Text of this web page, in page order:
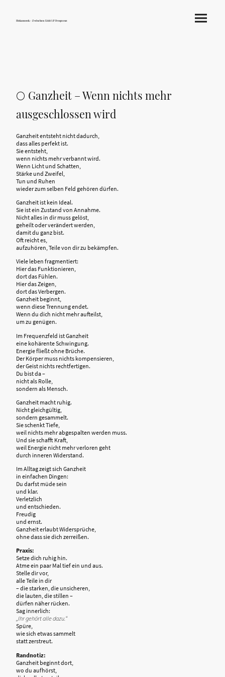
Hokamook - Zwischen Licht & Frequenz
🌕 Ganzheit – Wenn nichts mehr
ausgeschlossen wird
Ganzheit entsteht nicht dadurch,
dass alles perfekt ist.
Sie entsteht,
wenn nichts mehr verbannt wird.
Wenn Licht und Schatten,
Stärke und Zweifel,
Tun und Ruhen
wieder zum selben Feld gehören dürfen.
Ganzheit ist kein Ideal.
Sie ist ein Zustand von Annahme.
Nicht alles in dir muss gelöst,
geheilt oder verändert werden,
damit du ganz bist.
Oft reicht es,
aufzuhören, Teile von dir zu bekämpfen.
Viele leben fragmentiert:
Hier das Funktionieren,
dort das Fühlen.
Hier das Zeigen,
dort das Verbergen.
Ganzheit beginnt,
wenn diese Trennung endet.
Wenn du dich nicht mehr aufteilst,
um zu genügen.
Im Frequenzfeld ist Ganzheit
eine kohärente Schwingung.
Energie fließt ohne Brüche.
Der Körper muss nichts kompensieren,
der Geist nichts rechtfertigen.
Du bist da –
nicht als Rolle,
sondern als Mensch.
Ganzheit macht ruhig.
Nicht gleichgültig,
sondern gesammelt.
Sie schenkt Tiefe,
weil nichts mehr abgespalten werden muss.
Und sie schafft Kraft,
weil Energie nicht mehr verloren geht
durch inneren Widerstand.
Im Alltag zeigt sich Ganzheit
in einfachen Dingen:
Du darfst müde sein
und klar.
Verletzlich
und entschieden.
Freudig
und ernst.
Ganzheit erlaubt Widersprüche,
ohne dass sie dich zerreißen.
Praxis:
Setze dich ruhig hin.
Atme ein paar Mal tief ein und aus.
Stelle dir vor,
alle Teile in dir
– die starken, die unsicheren,
die lauten, die stillen –
dürfen näher rücken.
Sag innerlich:
„Ihr gehört alle dazu.“
Spüre,
wie sich etwas sammelt
statt zerstreut.
Randnotiz:
Ganzheit beginnt dort,
wo du aufhörst,